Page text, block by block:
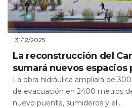
31/12/2025
La reconstrucción del
sumará nuevos espacios
La obra hidráulica ampliará de
de evacuación en 2400 metros
nuevo puente, sumideros y el...